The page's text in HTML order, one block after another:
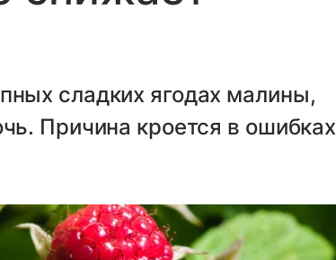
сладких ягодах малины,
Причина кроется в ошибках